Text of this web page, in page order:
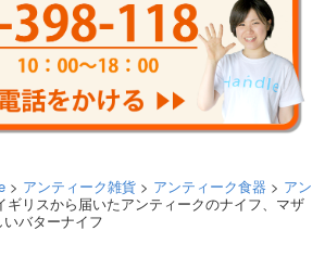
> アンティーク雑貨 > アンティーク食器 > アン
ギリスから届いたアンティークのナイフ、マザ
バターナイフ